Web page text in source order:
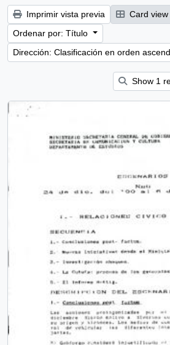
Imprimir vista previa Card view
Ordenar por: Título
Dirección: Clasificación en orden
Show 1